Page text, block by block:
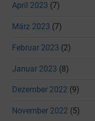
April 2023 (7)
März 2023 (7)
Februar 2023 (2)
Januar 2023 (8)
Dezember 2022 (9)
November 2022 (5)